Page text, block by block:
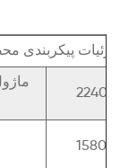
جزئیات پیکربندی